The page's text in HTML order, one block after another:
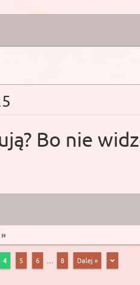
Bo nie
»
4 5 6 8 Dalej »